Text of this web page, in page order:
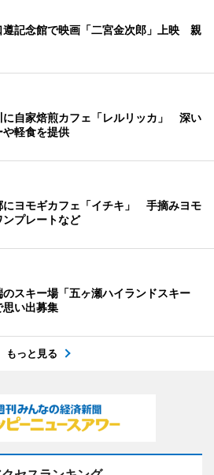
遵記念館で映画「二宮金次郎」上映 親
に自家焙煎カフェ「レルリッカ」 深い
や軽食を提供
にヨモギカフェ「イチキ」 手摘みヨモ
ンプレートなど
のスキー場「五ヶ瀬ハイランドスキー
い出募集
もっと見る